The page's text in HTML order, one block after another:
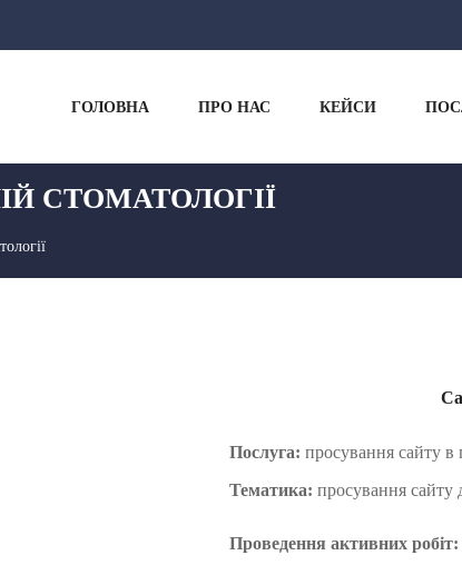
ГОЛОВНА ПРО НАС КЕЙСИ
СТОМАТОЛОГІЇ
Послуга: просування сайту
Тематика: просування сайту
Проведення активних робіт: